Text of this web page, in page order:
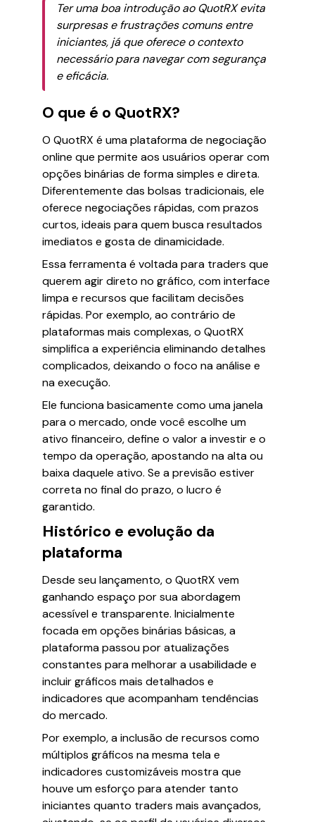
Ter uma boa introdução ao QuotRX evita
surpresas e frustrações comuns entre
iniciantes, já que oferece o contexto
necessário para navegar com segurança
e eficácia.
O que é o QuotRX?
O QuotRX é uma plataforma de negociação
online que permite aos usuários operar com
opções binárias de forma simples e direta.
Diferentemente das bolsas tradicionais, ele
oferece negociações rápidas, com prazos
curtos, ideais para quem busca resultados
imediatos e gosta de dinamicidade.
Essa ferramenta é voltada para traders que
querem agir direto no gráfico, com interface
limpa e recursos que facilitam decisões
rápidas. Por exemplo, ao contrário de
plataformas mais complexas, o QuotRX
simplifica a experiência eliminando detalhes
complicados, deixando o foco na análise e
na execução.
Ele funciona basicamente como uma janela
para o mercado, onde você escolhe um
ativo financeiro, define o valor a investir e o
tempo da operação, apostando na alta ou
baixa daquele ativo. Se a previsão estiver
correta no final do prazo, o lucro é
garantido.
Histórico e evolução da
plataforma
Desde seu lançamento, o QuotRX vem
ganhando espaço por sua abordagem
acessível e transparente. Inicialmente
focada em opções binárias básicas, a
plataforma passou por atualizações
constantes para melhorar a usabilidade e
incluir gráficos mais detalhados e
indicadores que acompanham tendências
do mercado.
Por exemplo, a inclusão de recursos como
múltiplos gráficos na mesma tela e
indicadores customizáveis mostra que
houve um esforço para atender tanto
iniciantes quanto traders mais avançados,